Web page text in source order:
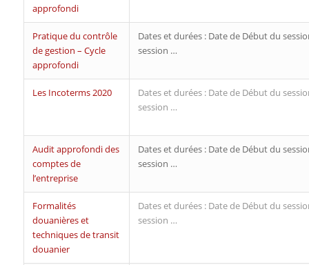
approfondi
Pratique du contrôle
de gestion – Cycle
approfondi
Dates et durées : Date de Début du
session …
Les Incoterms 2020
Dates et durées : Date de Début du
session …
Audit approfondi des
comptes de
l’entreprise
Dates et durées : Date de Début du
session …
Formalités
douanières et
techniques de transit
douanier
Dates et durées : Date de Début du
session …